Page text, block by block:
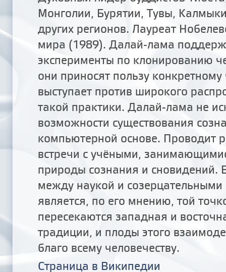
Монголии, Бурятии, Тувы,
других регионов. Лауреат
мира (1989). Далай-лама
эксперименты по клонированию
они приносят пользу
выступает против широкого
такой практики. Далай-лама не
возможности существования
компьютерной основе. Проводит
встречи с учёными,
природы сознания и сновидений.
между наукой и
является, по его мнению, той
пересекаются западная и
традиции, и плоды этого
благо всему человечеству.
Страница в Википедии